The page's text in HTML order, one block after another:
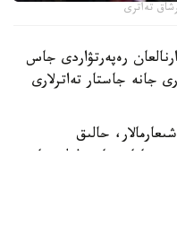
تەاترى
رەپەرتۋاردى جاس
جانە جاستار تەاترلارى
حالىق